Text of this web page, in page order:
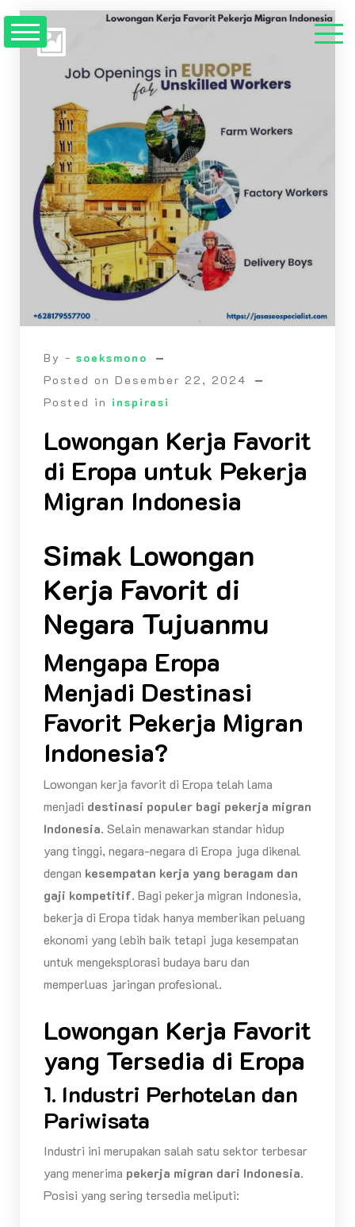
By - soeksmono
Posted on Desember 22, 2024
Posted in inspirasi
Lowongan Kerja Favorit
di Eropa untuk Pekerja
Migran Indonesia
Simak Lowongan
Kerja Favorit di
Negara Tujuanmu
Mengapa Eropa
Menjadi Destinasi
Favorit Pekerja Migran
Indonesia?
Lowongan kerja favorit di Eropa telah lama
menjadi destinasi populer bagi pekerja migran
Indonesia. Selain menawarkan standar hidup
yang tinggi, negara-negara di Eropa juga dikenal
dengan kesempatan kerja yang beragam dan
gaji kompetitif. Bagi pekerja migran Indonesia,
bekerja di Eropa tidak hanya memberikan peluang
ekonomi yang lebih baik tetapi juga kesempatan
untuk mengeksplorasi budaya baru dan
memperluas jaringan profesional.
Lowongan Kerja Favorit
yang Tersedia di Eropa
1. Industri Perhotelan dan
Pariwisata
Industri ini merupakan salah satu sektor terbesar
yang menerima pekerja migran dari Indonesia.
Posisi yang sering tersedia meliputi: